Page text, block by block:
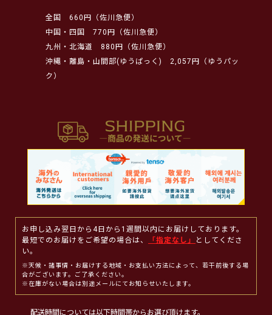
全国
660円（佐川急便）
中国・四国
770円（佐川急便）
九州・北海道
880円（佐川急便）
沖縄・離島・山間部(ゆうぱっく)
2,057円（ゆうパッ
ク）
お申し込み翌日から4日から1週間以内にお届けしております。
最短でのお届けをご希望の場合は、
「指定なし」
としてくださ
い。
※天候・諸事情・お届けする地域・お支払い方法によって、若干前後する場
合がございます。ご了承ください。
※在庫がない場合は別途メールにてお知らせいたします。
配送時間については以下時間帯からお選び頂けます。